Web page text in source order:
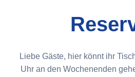
Liebe Gäste, hier könnt ihr
Uhr an den Wochenenden